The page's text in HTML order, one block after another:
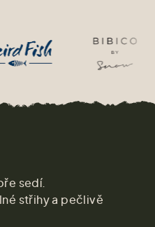
sedí.
střihy a pečlivě